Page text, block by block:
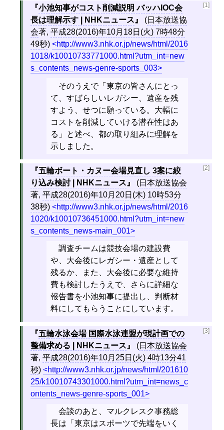
[1]
小池知事がコスト削減説明 バッハIOC会
長は理解示す | NHKニュース
(日本放送協
会著, 平成28(2016)年10月18日(火) 7時48分
49秒)
http://www3.nhk.or.jp/news/html/2016
1018/k10010733771000.html?utm_int=new
s_contents_news-genre-sports_003
そのうえで「東京の皆さんにとっ
て、すばらしいレガシー、遺産を残
すよう、せつに願っている。大幅に
コストを削減していける潜在性はあ
る」と述べ、都の取り組みに理解を
示しました。
[2]
五輪ボート・カヌー会場見直し 3案に絞
り込み検討 | NHKニュース
(日本放送協会
著, 平成28(2016)年10月20日(木) 10時53分
38秒)
http://www3.nhk.or.jp/news/html/2016
1020/k10010736451000.html?utm_int=new
s_contents_news-main_001
調査チームは競技会場の建設費
や、大会後にレガシー・遺産として
残るか、また、大会後に必要な維持
費も検討したうえで、さらに詳細な
報告書を小池知事に提出し、判断材
料にしてもらうことにしています。
[3]
五輪水泳会場 国際水泳連盟が現計画での
整備求める | NHKニュース
(日本放送協会
著, 平成28(2016)年10月25日(火) 4時13分41
秒)
http://www3.nhk.or.jp/news/html/201610
25/k10010743301000.html?utm_int=news_c
ontents_news-genre-sports_001
会談のあと、マルクレスク事務総
長は「東京はスポーツで先端をいく